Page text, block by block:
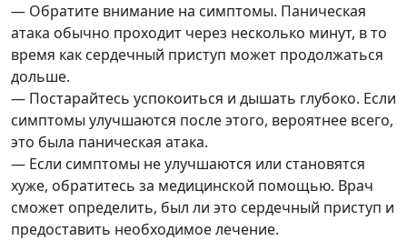
— Обратите внимание на симптомы. Паническая
атака обычно проходит через несколько минут, в то
время как сердечный приступ может продолжаться
дольше.
— Постарайтесь успокоиться и дышать глубоко. Если
симптомы улучшаются после этого, вероятнее всего,
это была паническая атака.
— Если симптомы не улучшаются или становятся
хуже, обратитесь за медицинской помощью. Врач
сможет определить, был ли это сердечный приступ и
предоставить необходимое лечение.